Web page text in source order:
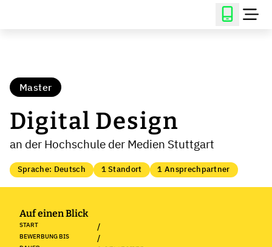
Master
Digital Design
an der Hochschule der Medien Stuttgart
Sprache: Deutsch 1 Standort 1 Ansprechpartner
Auf einen Blick
START /
BEWERBUNG BIS /